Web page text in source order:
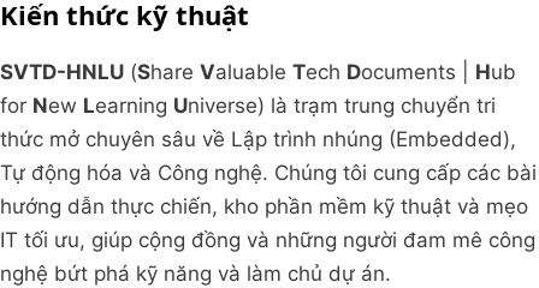
Kiến thức kỹ thuật
SVTD-HNLU (Share Valuable Tech Documents | Hub
for New Learning Universe) là trạm trung chuyển tri
thức mở chuyên sâu về Lập trình nhúng (Embedded),
Tự động hóa và Công nghệ. Chúng tôi cung cấp các bài
hướng dẫn thực chiến, kho phần mềm kỹ thuật và mẹo
IT tối ưu, giúp cộng đồng và những người đam mê công
nghệ bứt phá kỹ năng và làm chủ dự án.